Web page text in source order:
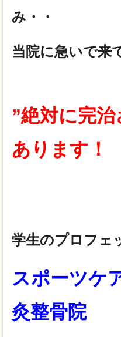
み・・
当院に急いで来
”絶対に完
あります！
学生のプロフェ
スポーツケ
灸整骨院